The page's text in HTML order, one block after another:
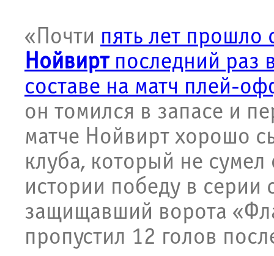
«Почти пять лет прошло
Нойвиртпоследний раз
составе на матч плей-
он томился в запасе и
матче Нойвирт хорошо
клуба, который не
истории победу в серии
защищавший ворота
пропустил 12 голов